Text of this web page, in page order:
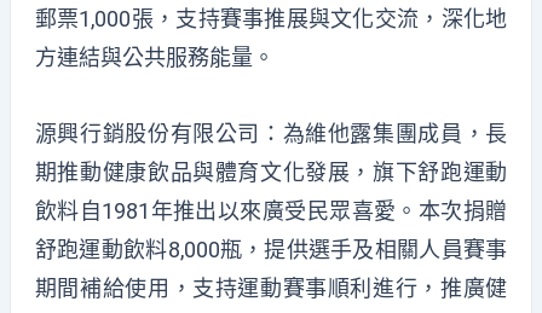
郵票1,000張，支持賽事推展與文化交流，深化地
方連結與公共服務能量。
源興行銷股份有限公司：為維他露集團成員，長
期推動健康飲品與體育文化發展，旗下舒跑運動
飲料自1981年推出以來廣受民眾喜愛。本次捐贈
舒跑運動飲料8,000瓶，提供選手及相關人員賽事
期間補給使用，支持運動賽事順利進行，推廣健